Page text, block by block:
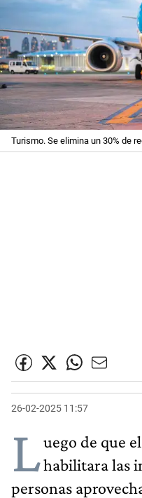
Turismo. Se elimina un 30% de
26-02-2025 11:57
Luego de que
habilitara las
personas